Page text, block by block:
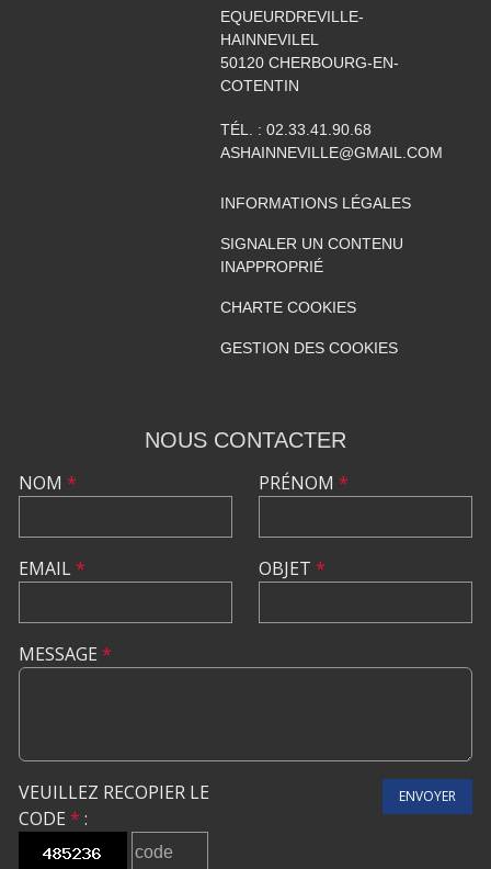
EQUEURDREVILLE-
HAINNEVILEL
50120 CHERBOURG-EN-
COTENTIN
TÉL. : 02.33.41.90.68
ASHAINNEVILLE@GMAIL.COM
INFORMATIONS LÉGALES
SIGNALER UN CONTENU
INAPPROPRIÉ
CHARTE COOKIES
GESTION DES COOKIES
NOUS CONTACTER
NOM *
EMAIL*
PRÉNOM *
OBJET *
MESSAGE *
VEUILLEZ RECOPIER LE
CODE * :
ENVOYER